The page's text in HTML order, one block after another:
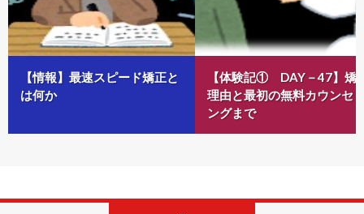
【情報】最速スピード矯正と
は何か
【体験記① DAY－47】矯
理由と最初の無料カウンセ
ングまで